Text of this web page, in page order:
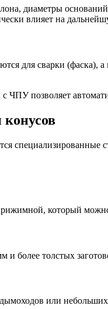
диаметры
влияет на
для сварки
ЧПУ позволяет
конусов
который
и более толстых
или